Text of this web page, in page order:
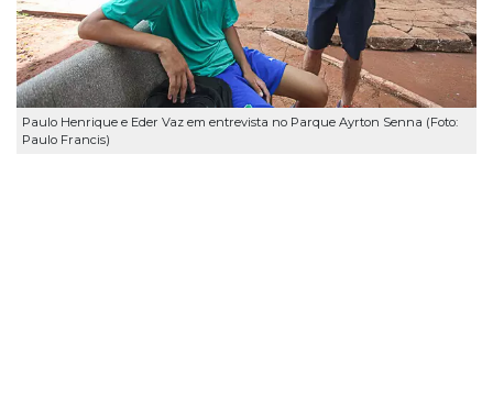
Paulo Henrique e Eder Vaz em entrevista no Parque Ayrton Senna (Foto:
Paulo Francis)